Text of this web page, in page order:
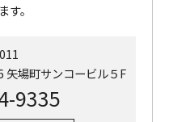
。
場町サンコービル５F
9335